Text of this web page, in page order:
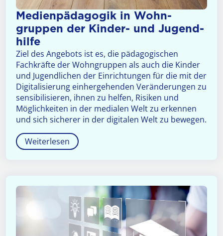
Medien­pädagogik in Wohn­
gruppen der Kinder- und Jugend­
hilfe
Ziel des Angebots ist es, die pädagogischen
Fachkräfte der Wohngruppen als auch die Kinder
und Jugendlichen der Einrichtungen für die mit der
Digitalisierung einhergehenden Veränderungen zu
sensibilisieren, ihnen zu helfen, Risiken und
Möglichkeiten in der medialen Welt zu erkennen
und sich sicherer in der digitalen Welt zu bewegen.
Weiterlesen